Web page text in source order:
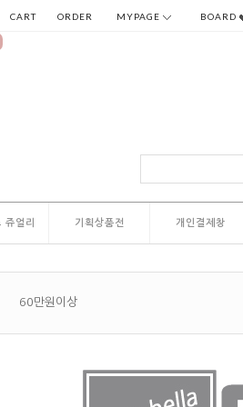
CART ORDER MYPAGE BOARD
쥬얼리 기획상품전 개인결제창
60만원이상